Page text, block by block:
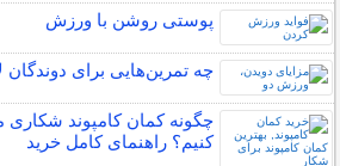
پوستی روشن با ورزش
چه تمرین‌هایی برای
چگونه کمان کامپوند شکاری
کنیم؟ راهنمای کامل خرید